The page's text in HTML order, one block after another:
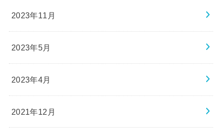
2023年11月
2023年5月
2023年4月
2021年12月